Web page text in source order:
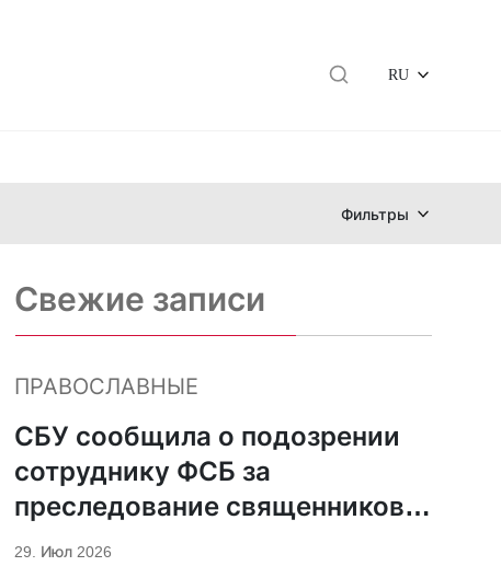
RU
Фильтры
Свежие записи
ПРАВОСЛАВНЫЕ
СБУ сообщила о подозрении
сотруднику ФСБ за
преследование священников
ПЦУ
29. Июл 2026